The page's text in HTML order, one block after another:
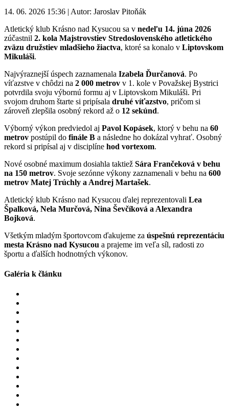
14. 06. 2026 15:36 | Autor: Jaroslav Pitoňák
Atletický klub Krásno nad Kysucou sa v nedeľu 14. júna 2026
zúčastnil 2. kola Majstrovstiev Stredoslovenského atletického
zväzu družstiev mladšieho žiactva, ktoré sa konalo v Liptovskom
Mikuláši.
Najvýraznejší úspech zaznamenala Izabela Ďurčanová. Po
víťazstve v chôdzi na 2 000 metrov v 1. kole v Považskej Bystrici
potvrdila svoju výbornú formu aj v Liptovskom Mikuláši. Pri
svojom druhom štarte si pripísala druhé víťazstvo, pričom si
zároveň zlepšila osobný rekord až o 12 sekúnd.
Výborný výkon predviedol aj Pavol Kopásek, ktorý v behu na 60
metrov postúpil do finále B a následne ho dokázal vyhrať. Osobný
rekord si pripísal aj v disciplíne hod vortexom.
Nové osobné maximum dosiahla taktiež Sára Frančeková v behu
na 150 metrov. Svoje sezónne výkony zaznamenali v behu na 600
metrov Matej Trúchly a Andrej Martašek.
Atletický klub Krásno nad Kysucou ďalej reprezentovali Lea
Špalková, Nela Murčová, Nina Ševčíková a Alexandra
Bojková.
Všetkým mladým športovcom ďakujeme za úspešnú reprezentáciu
mesta Krásno nad Kysucou a prajeme im veľa síl, radosti zo
športu a ďalších hodnotných výkonov.
Galéria k článku